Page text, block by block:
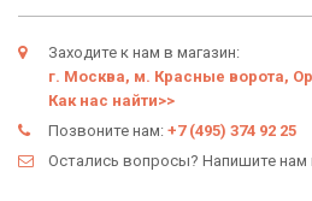
Условия возврата
Оферта
Политика
Заходите к нам в магазин:
г. Москва, м. Красные ворота,
Как нас найти>>
Позвоните нам: +7 (495) 374 92 25
Остались вопросы? Напишите нам